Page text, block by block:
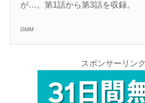
が…。第1話から第3話を収録。
DMM
スポンサーリンク